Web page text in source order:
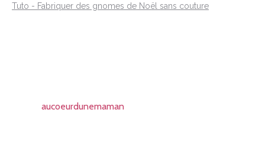
Tuto - Fabriquer des gnomes de Noël sans couture
aucoeurdunemaman